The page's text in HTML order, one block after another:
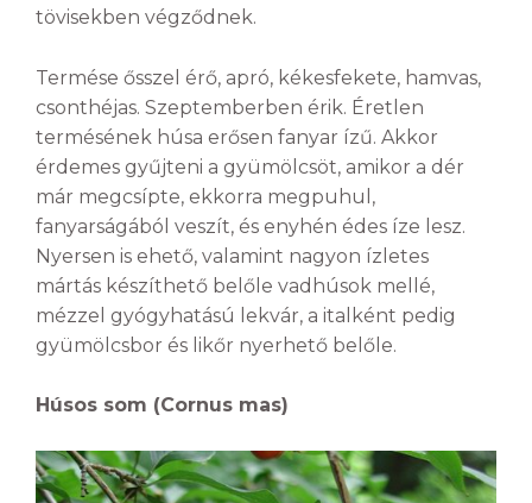
tövisekben végződnek.
Termése ősszel érő, apró, kékesfekete, hamvas,
csonthéjas. Szeptemberben érik. Éretlen
termésének húsa erősen fanyar ízű. Akkor
érdemes gyűjteni a gyümölcsöt, amikor a dér
már megcsípte, ekkorra megpuhul,
fanyarságából veszít, és enyhén édes íze lesz.
Nyersen is ehető, valamint nagyon ízletes
mártás készíthető belőle vadhúsok mellé,
mézzel gyógyhatású lekvár, a italként pedig
gyümölcsbor és likőr nyerhető belőle.
Húsos som (Cornus mas)